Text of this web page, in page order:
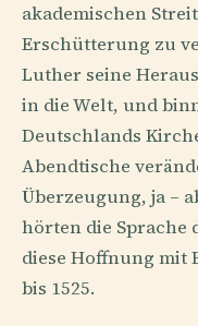
akademischen
Erschütterung zu
Luther seine
in die Welt, und
Deutschlands
Abendtische
Überzeugung, ja –
hörten die Sprache
diese Hoffnung mit
bis 1525.